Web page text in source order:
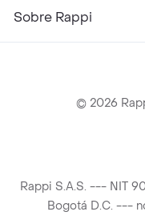
Sobre Rappi
© 2026
Rappi S.A.S. --- NIT
Bogotá D.C. ---